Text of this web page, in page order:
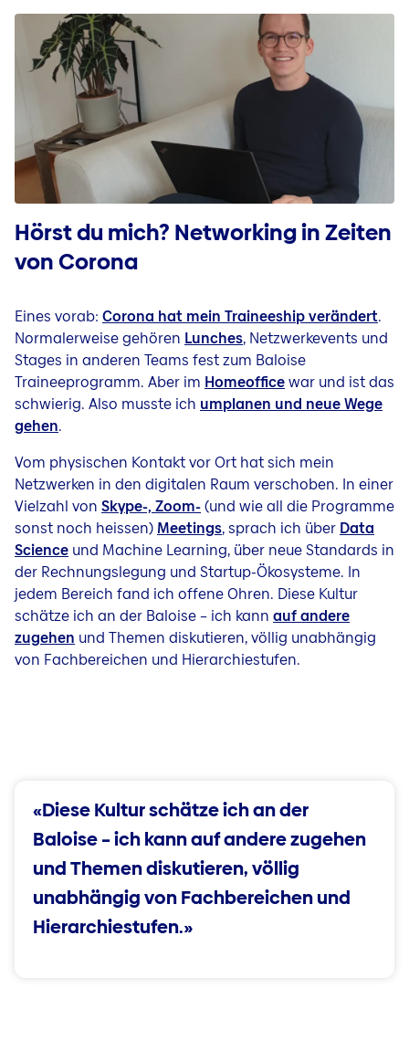
Hörst du mich? Networking in Zeiten
von Corona
Eines vorab: Corona hat mein Traineeship verändert.
Normalerweise gehören Lunches, Netzwerkevents und
Stages in anderen Teams fest zum Baloise
Traineeprogramm. Aber im Homeofficewar und ist das
schwierig. Also musste ich umplanen und neue Wege
gehen.
Vom physischen Kontakt vor Ort hat sich mein
Netzwerken in den digitalen Raum verschoben. In einer
Vielzahl von Skype-, Zoom-(und wie all die Programme
sonst noch heissen) Meetings, sprach ich über Data
Science und Machine Learning, über neue Standards in
der Rechnungslegung und Startup-Ökosysteme. In
jedem Bereich fand ich offene Ohren. Diese Kultur
schätze ich an der Baloise – ich kann auf andere
zugehen und Themen diskutieren, völlig unabhängig
von Fachbereichen und Hierarchiestufen.
«Diese Kultur schätze ich an der
Baloise – ich kann auf andere zugehen
und Themen diskutieren, völlig
unabhängig von Fachbereichen und
Hierarchiestufen.»